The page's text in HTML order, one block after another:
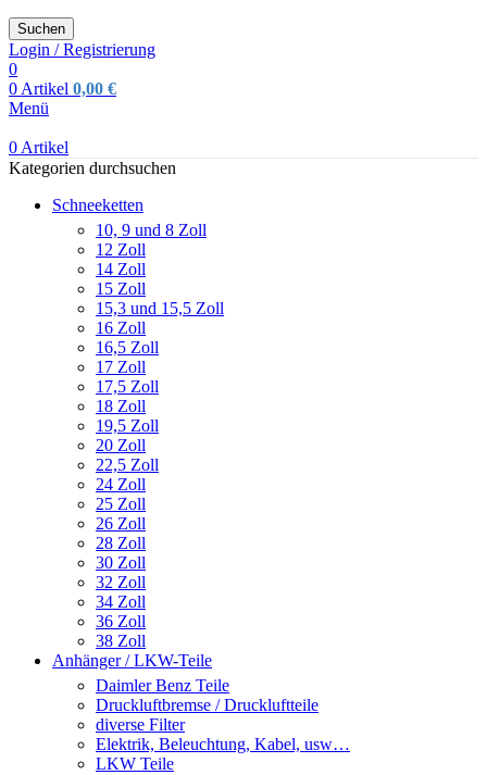
Suchen
Login / Registrierung
0
0 Artikel 0,00 €
Menü
0 Artikel
Kategorien durchsuchen
Schneeketten
10, 9 und 8 Zoll
12 Zoll
14 Zoll
15 Zoll
15,3 und 15,5 Zoll
16 Zoll
16,5 Zoll
17 Zoll
17,5 Zoll
18 Zoll
19,5 Zoll
20 Zoll
22,5 Zoll
24 Zoll
25 Zoll
26 Zoll
28 Zoll
30 Zoll
32 Zoll
34 Zoll
36 Zoll
38 Zoll
Anhänger / LKW-Teile
Daimler Benz Teile
Druckluftbremse / Druckluftteile
diverse Filter
Elektrik, Beleuchtung, Kabel, usw…
LKW Teile